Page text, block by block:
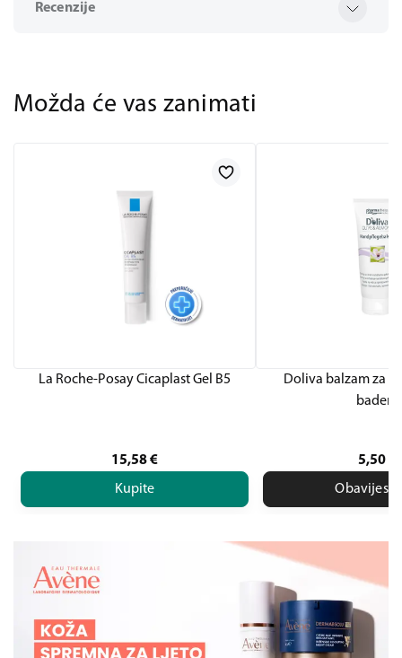
Recenzije
Možda će vas zanimati
La Roche-Posay Cicaplast Gel B5
15,58€
Kupite
Doliva balzam za
badem
5,50
Obavijesti